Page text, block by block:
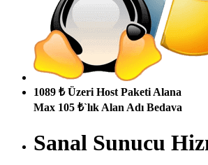
1089 ₺ Üzeri Host Paketi Alana
Max 105 ₺`lık Alan Adı Bedava
Sanal Sunucu